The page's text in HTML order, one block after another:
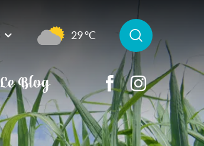
Le Blog
29 °C